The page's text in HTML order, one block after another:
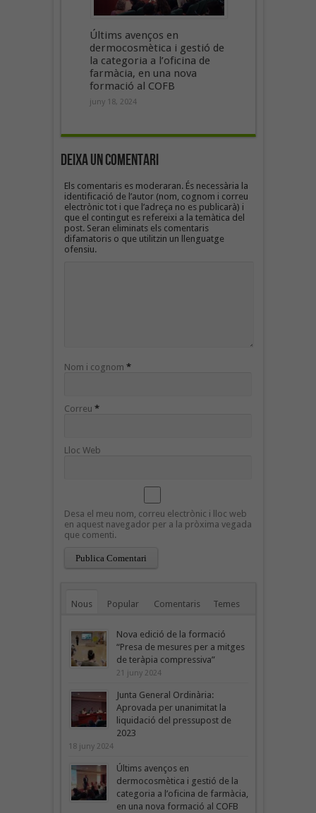
Últims avenços en
dermocosmètica i gestió de
la categoria a l’oficina de
farmàcia, en una nova
formació al COFB
juny 18, 2024
Deixa un Comentari
Els comentaris es moderaran. És necessària la
identificació de l’autor (nom, cognom i correu
electrònic tot i que l’adreça no es publicarà) i
que el contingut es refereixi a la temàtica del
post. Seran eliminats els comentaris
difamatoris o que utilitzin un llenguatge
ofensiu.
Nom i cognom *
Correu *
Lloc Web
Desa el meu nom, correu electrònic i lloc web
en aquest navegador per a la pròxima vegada
que comenti.
Nous Popular Comentaris Temes
Nova edició de la formació
“Presa de mesures per a mitges
de teràpia compressiva”
21 juny 2024
Junta General Ordinària:
Aprovada per unanimitat la
liquidació del pressupost de
2023
18 juny 2024
Últims avenços en
dermocosmètica i gestió de la
categoria a l’oficina de farmàcia,
en una nova formació al COFB